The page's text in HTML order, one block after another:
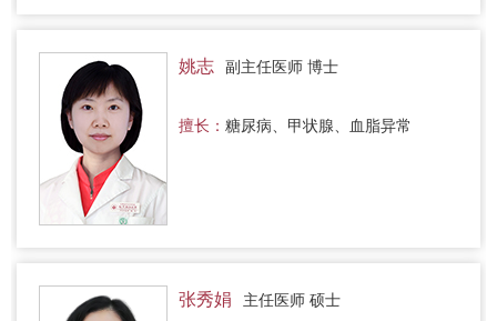
姚志 副主任医师 博士
擅长： 糖尿病、甲状腺、血脂异常
张秀娟 主任医师 硕士